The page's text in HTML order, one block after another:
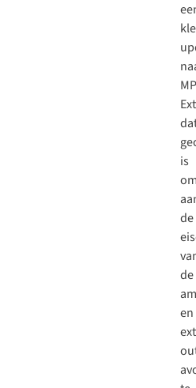
is
de
de
en